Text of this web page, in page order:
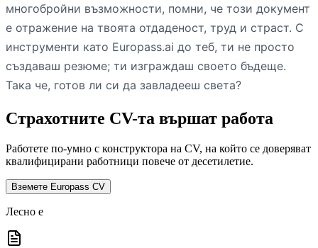
многобройни възможности, помни, че този документ
е отражение на твоята отдаденост, труд и страст. С
инструменти като Europass.ai до теб, ти не просто
създаваш резюме; ти изграждаш своето бъдеще.
Така че, готов ли си да завладееш света?
Страхотните CV-та вършат работа
Работете по-умно с конструктора на CV, на който се доверяват
квалифицирани работници повече от десетилетие.
Вземете Europass CV
Лесно е